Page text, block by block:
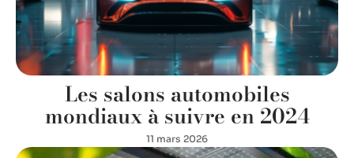
Les salons automobiles
mondiaux à suivre en 2024
11 mars 2026